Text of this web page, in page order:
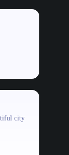
city